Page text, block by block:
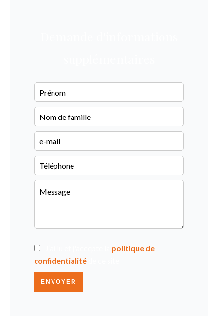
politique de
confidentialité
ENVOYER